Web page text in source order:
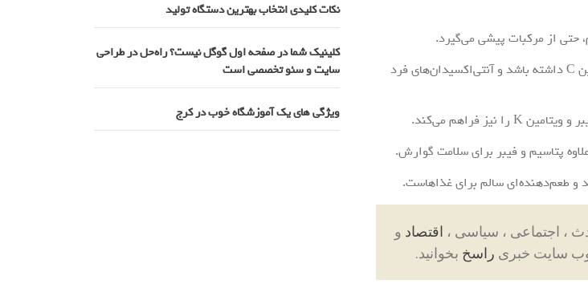
توت‌فرنگی: یک فنجان توت‌فرنگی (نزدیک به ۲۶ گرم) می‌تواند تا ۹۸ میلی‌گرم ویتامین C داشته باشد و آنتی‌اکسیدان‌های فرد
اقتصاد و
وب سایت خبری راسخ بخوانید.
نکات کلیدی انتخاب بهترین دستگاه تولید
کلینیک شما در صفحه اول گوگل نیست؟ راه‌حل در طراحی
سایت و سئو تخصصی است
ویژگی های یک آموزشگاه خوب در کرج